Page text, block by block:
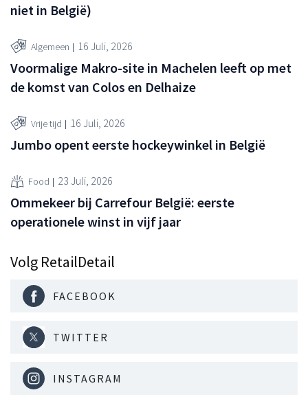
niet in België)
Algemeen 16 Juli, 2026
Voormalige Makro-site in Machelen leeft op met
de komst van Colos en Delhaize
Vrije tijd 16 Juli, 2026
Jumbo opent eerste hockeywinkel in België
Food 23 Juli, 2026
Ommekeer bij Carrefour België: eerste
operationele winst in vijf jaar
Volg RetailDetail
FACEBOOK
TWITTER
INSTAGRAM